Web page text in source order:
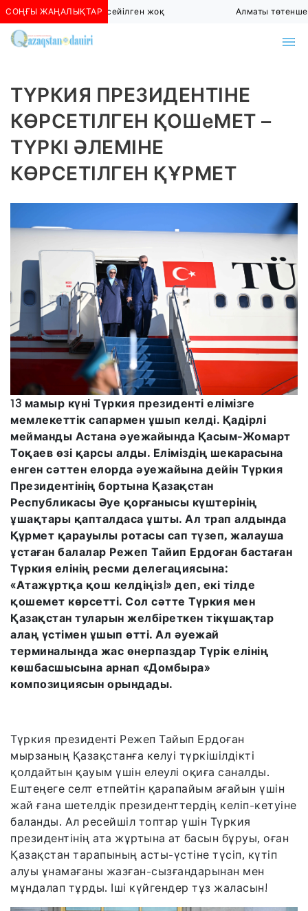
СОҢҒЫ ЖАҢАЛЫҚТАР
көшкін қаупі сейілген жоқ Алматы төтенше
ТҮРКИЯ ПРЕЗИДЕНТІНЕ
КӨРСЕТІЛГЕН ҚОШеМЕТ –
ТҮРКІ ӘЛЕМІНЕ
КӨРСЕТІЛГЕН ҚҰРМЕТ
13 мамыр күні Түркия президенті елімізге
мемлекеттік сапармен ұшып келді. Қадірлі
мейманды Астана әуежайында Қасым-Жомарт
Тоқаев өзі қарсы алды. Еліміздің шекарасына
енген сәттен елорда әуежайына дейін Түркия
Президентінің бортына Қазақстан
Республикасы Әуе қорғанысы күштерінің
ұшақтары қапталдаса ұшты. Ал трап алдында
Құрмет қарауылы ротасы сап түзеп, жалауша
ұстаған балалар Режеп Тайип Ердоған бастаған
Түркия елінің ресми делегациясына:
«Атажұртқа қош келдіңіз!» деп, екі тілде
қошемет көрсетті. Сол сәтте Түркия мен
Қазақстан туларын желбіреткен тікұшақтар
алаң үстімен ұшып өтті. Ал әуежай
терминалында жас өнерпаздар Түрік елінің
көшбасшысына арнап «Домбыра»
композициясын орындады.
Түркия президенті Режеп Тайып Ердоған
мырзаның Қазақстанға келуі түркішілдікті
қолдайтын қауым үшін елеулі оқиға саналды.
Ештеңеге селт етпейтін қарапайым ағайын үшін
жай ғана шетелдік президенттердің келіп-кетуіне
баланды. Ал ресейшіл топтар үшін Түркия
президентінің ата жұртына ат басын бұруы, оған
Қазақстан тарапының асты-үстіне түсіп, күтіп
алуы ұнамағаны жазған-сызғандарынан мен
мұндалап тұрды. Іші күйгендер тұз жаласын!